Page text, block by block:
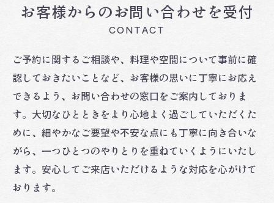
お客様からのお問い合わせを受付
CONTACT
ご予約に関するご相談や、料理や空間について事前に確
認しておきたいことなど、お客様の思いに丁寧にお応え
できるよう、お問い合わせの窓口をご案内しておりま
す。大切なひとときをより心地よく過ごしていただくた
めに、細やかなご要望や不安な点にも丁寧に向き合いな
がら、一つひとつのやりとりを重ねていくようにいたし
ます。安心してご来店いただけるような対応を心がけて
おります。